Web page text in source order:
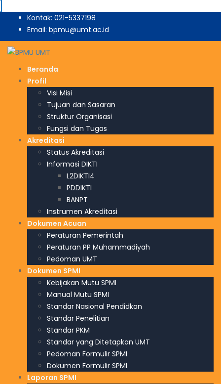
Kontak: 021-5337198
Email: bpmu@umt.ac.id
Beranda
Profil
Visi Misi
Tujuan dan Sasaran
Struktur Organisasi
Fungsi dan Tugas
Akreditasi
Status Akreditasi
Informasi DIKTI
L2DIKTI4
PDDIKTI
BANPT
Instrumen Akreditasi
Dokumen Acuan
Peraturan Pemerintah
Peraturan PP Muhammadiyah
Pedoman UMT
Dokumen SPMI
Kebijakan Mutu SPMI
Manual Mutu SPMI
Standar Nasional Pendidkan
Standar Penelitian
Standar PKM
Standar yang Ditetapkan UMT
Pedoman Formulir SPMI
Dokumen Formulir SPMI
Laporan SPMI